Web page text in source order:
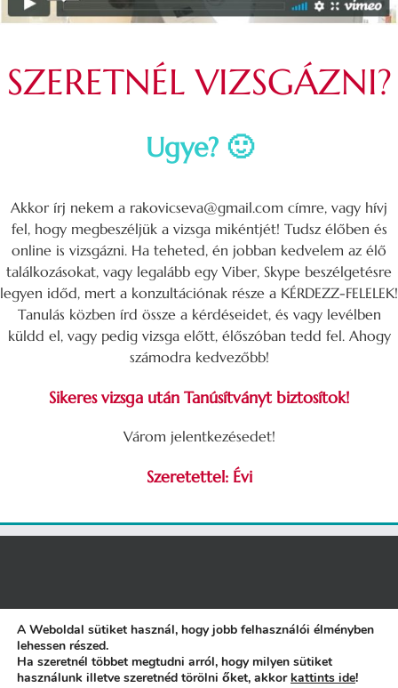
SZERETNÉL VIZSGÁZNI?
Ugye? 🙂
Akkor írj nekem a rakovicseva@gmail.com címre, vagy hívj
fel, hogy megbeszéljük a vizsga mikéntjét! Tudsz élőben és
online is vizsgázni. Ha teheted, én jobban kedvelem az élő
találkozásokat, vagy legalább egy Viber, Skype beszélgetésre
legyen időd, mert a konzultációnak része a KÉRDEZZ-FELELEK!
Tanulás közben írd össze a kérdéseidet, és vagy levélben
küldd el, vagy pedig vizsga előtt, élőszóban tedd fel. Ahogy
számodra kedvezőbb!
Sikeres vizsga után Tanúsítványt biztosítok!
Várom jelentkezésedet!
Szeretettel: Évi
ÁSZF|Adatkezelési Tájékoztató|NAIH engedély| Etikai Kódex
Motor:WordPress+Theme Fusion| Sablon:Avada
A Weboldal sütiket használ, hogy jobb felhasználói élményben
lehessen részed.
Ha szeretnél többet megtudni arról, hogy milyen sütiket
használunk illetve szeretnéd törölni őket, akkor kattints ide!